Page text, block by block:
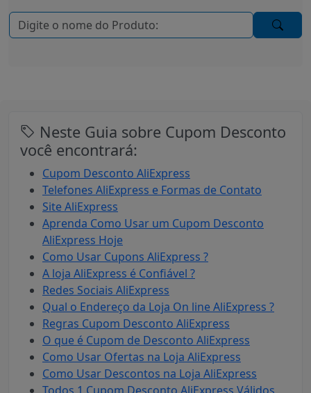
Neste Guia sobre Cupom Desconto
você encontrará:
Cupom Desconto AliExpress
Telefones AliExpress e Formas de Contato
Site AliExpress
Aprenda Como Usar um Cupom Desconto
AliExpress Hoje
Como Usar Cupons AliExpress ?
A loja AliExpress é Confiável ?
Redes Sociais AliExpress
Qual o Endereço da Loja On line AliExpress ?
Regras Cupom Desconto AliExpress
O que é Cupom de Desconto AliExpress
Como Usar Ofertas na Loja AliExpress
Como Usar Descontos na Loja AliExpress
Todos 1 Cupom Desconto AliExpress Válidos